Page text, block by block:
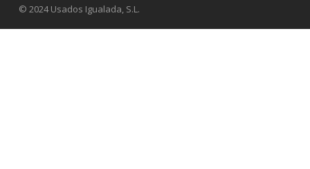
© 2024 Usados Igualada, S.L.